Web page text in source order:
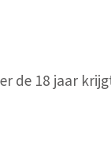
de 18 jaar